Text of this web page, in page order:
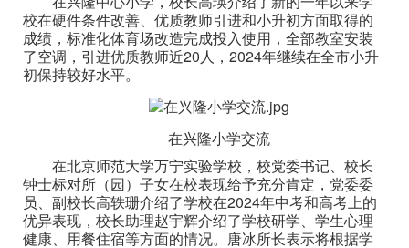
校在硬件条件改善、优质教师引进和小升初方面取得的
成绩，标准化体育场改造完成投入使用，全部教室安装
了空调，引进优质教师近20人，2024年继续在全市小升
初保持较好水平。
在兴隆小学交流
在北京师范大学万宁实验学校，校党委书记、校长
钟士标对所（园）子女在校表现给予充分肯定，党委委
员、副校长高轶珊介绍了学校在2024年中考和高考上的
优异表现，校长助理赵宇辉介绍了学校研学、学生心理
健康、用餐住宿等方面的情况。唐冰所长表示将根据学